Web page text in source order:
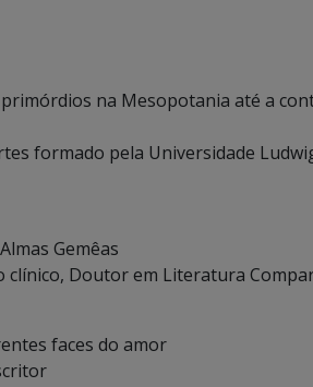
na Mesopotania até a
formado pela Universidade
Gemêas
clínico, Doutor em Literatura
faces do amor